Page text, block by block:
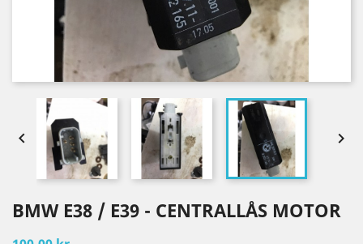
 
BMW E38 / E39 - CENTRALLÅS MOTOR